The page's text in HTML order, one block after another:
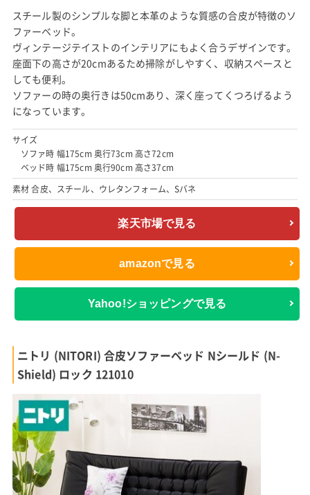
スチール製のシンプルな脚と本革のような質感の合皮が特徴のソ
ファーベッド。
ヴィンテージテイストのインテリアにもよく合うデザインです。
座面下の高さが20cmあるため掃除がしやすく、収納スペースと
しても便利。
ソファーの時の奥行きは50cmあり、深く座ってくつろげるよう
になっています。
サイズ
ソファ時 幅175cm 奥行73cm 高さ72cm
ベッド時 幅175cm 奥行90cm 高さ37cm
素材 合皮、スチール、ウレタンフォーム、Sバネ
楽天市場で見る
amazonで見る
Yahoo!ショッピングで見る
ニトリ (NITORI) 合皮ソファーベッド Nシールド (N-
Shield) ロック 121010